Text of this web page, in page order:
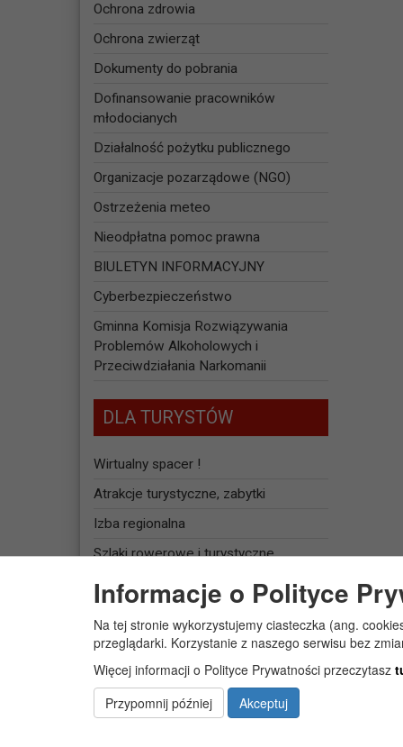
Ochrona zdrowia
Ochrona zwierząt
Dokumenty do pobrania
Dofinansowanie pracowników
młodocianych
Działalność pożytku publicznego
Organizacje pozarządowe (NGO)
Ostrzeżenia meteo
Nieodpłatna pomoc prawna
BIULETYN INFORMACYJNY
Cyberbezpieczeństwo
Gminna Komisja Rozwiązywania
Problemów Alkoholowych i
Przeciwdziałania Narkomanii
DLA TURYSTÓW
Wirtualny spacer !
Atrakcje turystyczne, zabytki
Izba regionalna
Szlaki rowerowe i turystyczne
Baza noclegowa
JEDNOSTKI
ORGANIZACYJNE
Żłobek Gminny „PUCHATEK”
Informacje o Polityce
Na tej stronie wykorzystujemy ciasteczka (ang.
przeglądarki. Korzystanie z naszego serwisu bez
Więcej informacji o Polityce Prywatności przeczytasz
Przypomnij później
Akceptuj